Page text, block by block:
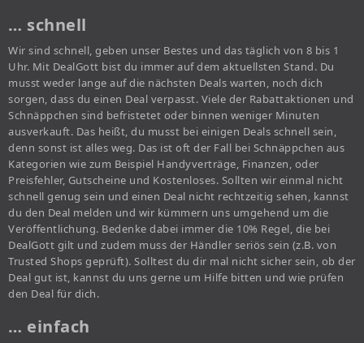
… schnell
Wir sind schnell, geben unser Bestes und das täglich von 8 bis 1
Uhr. Mit DealGott bist du immer auf dem aktuellsten Stand. Du
musst weder lange auf die nächsten Deals warten, noch dich
sorgen, dass du einen Deal verpasst. Viele der Rabattaktionen und
Schnäppchen sind befristetet oder binnen weniger Minuten
ausverkauft. Das heißt, du musst bei einigen Deals schnell sein,
denn sonst ist alles weg. Das ist oft der Fall bei Schnäppchen aus
Kategorien wie zum Beispiel Handyverträge, Finanzen, oder
Preisfehler, Gutscheine und Kostenloses. Sollten wir einmal nicht
schnell genug sein und einen Deal nicht rechtzeitig sehen, kannst
du den Deal melden und wir kümmern uns umgehend um die
Veröffentlichung. Bedenke dabei immer die 10% Regel, die bei
DealGott gilt und zudem muss der Händler seriös sein (z.B. von
Trusted Shops geprüft). Solltest du dir mal nicht sicher sein, ob der
Deal gut ist, kannst du uns gerne um Hilfe bitten und wie prüfen
den Deal für dich.
… einfach